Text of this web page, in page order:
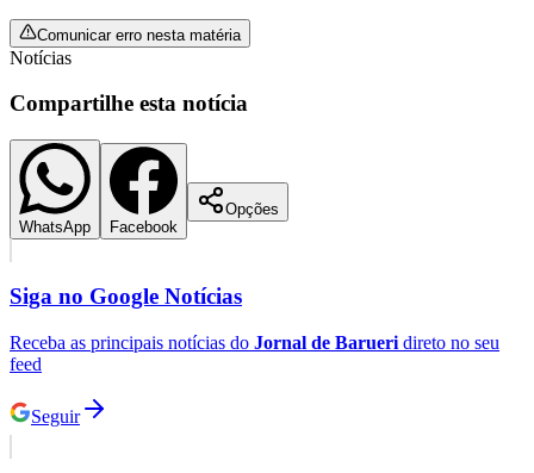
Comunicar erro nesta matéria
Notícias
Compartilhe esta notícia
WhatsApp Facebook
Opções
Siga no Google Notícias
Receba as principais notícias do Jornal de Barueri direto no seu
feed
Seguir